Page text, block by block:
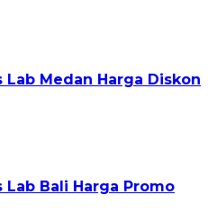
Lab Medan Harga Diskon
Lab Bali Harga Promo